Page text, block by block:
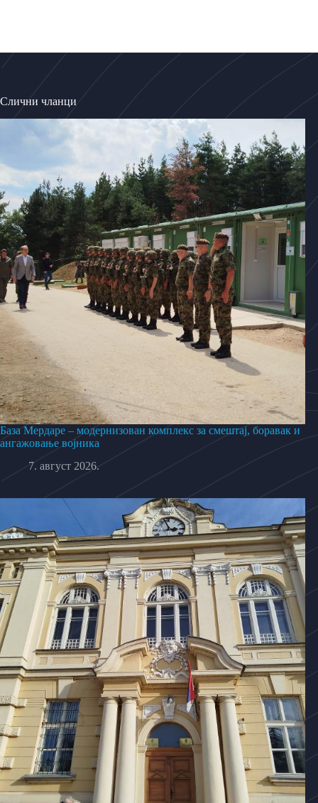
Слични чланци
База Мердаре – модернизован комплекс за смештај, боравак и
ангажовање војника
7. август 2026.